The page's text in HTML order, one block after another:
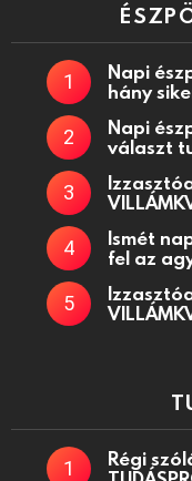
Napi
hány
Napi
választ
Ismét
fel az
Régi